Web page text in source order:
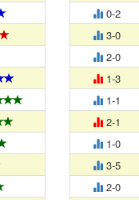
0-2
3-0
2-0
1-3
1-1
2-1
1-0
3-5
2-0